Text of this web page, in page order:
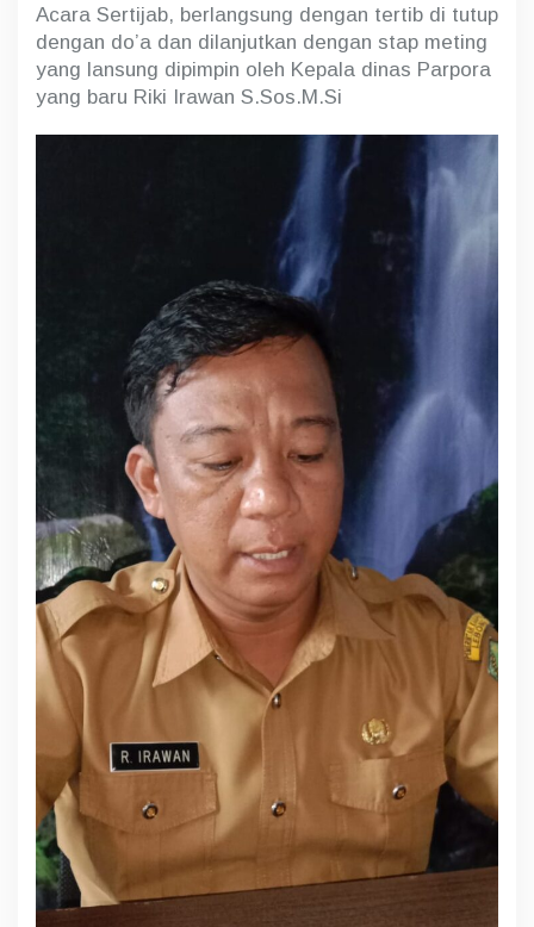
Acara Sertijab, berlangsung dengan tertib di tutup
dengan do’a dan dilanjutkan dengan stap meting
yang lansung dipimpin oleh Kepala dinas Parpora
yang baru Riki Irawan S.Sos.M.Si